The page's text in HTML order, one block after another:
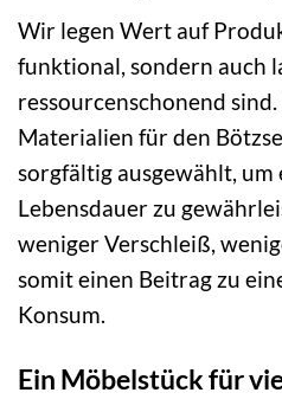
Wir legen Wert auf
funktional, sondern auch
ressourcenschonend
Materialien für den
sorgfältig ausgewählt, um
Lebensdauer zu
weniger Verschleiß,
somit einen Beitrag zu
Konsum.
Ein Möbelstück für